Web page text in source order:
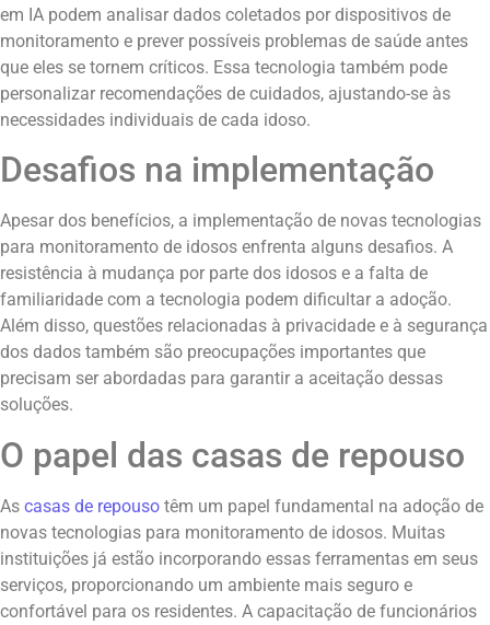
em IA podem analisar dados coletados por dispositivos de
monitoramento e prever possíveis problemas de saúde antes
que eles se tornem críticos. Essa tecnologia também pode
personalizar recomendações de cuidados, ajustando-se às
necessidades individuais de cada idoso.
Desafios na implementação
Apesar dos benefícios, a implementação de novas tecnologias
para monitoramento de idosos enfrenta alguns desafios. A
resistência à mudança por parte dos idosos e a falta de
familiaridade com a tecnologia podem dificultar a adoção.
Além disso, questões relacionadas à privacidade e à segurança
dos dados também são preocupações importantes que
precisam ser abordadas para garantir a aceitação dessas
soluções.
O papel das casas de repouso
As casas de repouso têm um papel fundamental na adoção de
novas tecnologias para monitoramento de idosos. Muitas
instituições já estão incorporando essas ferramentas em seus
serviços, proporcionando um ambiente mais seguro e
confortável para os residentes. A capacitação de funcionários